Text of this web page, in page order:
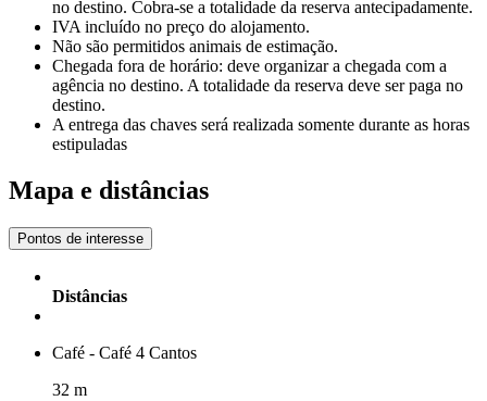
no destino. Cobra-se a totalidade da reserva antecipadamente.
IVA incluído no preço do alojamento.
Não são permitidos animais de estimação.
Chegada fora de horário: deve organizar a chegada com a
agência no destino. A totalidade da reserva deve ser paga no
destino.
A entrega das chaves será realizada somente durante as horas
estipuladas
Mapa e distâncias
Pontos de interesse
Distâncias
Café - Café 4 Cantos
32 m